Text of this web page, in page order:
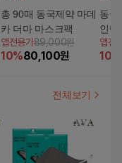
총 90매 동국제약 마데
카 더마 마스크팩
앱전용가89,000원
10%80,100원
동국
인텐
30
앱전
10
전체보기